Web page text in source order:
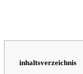
inhaltsverzeichnis